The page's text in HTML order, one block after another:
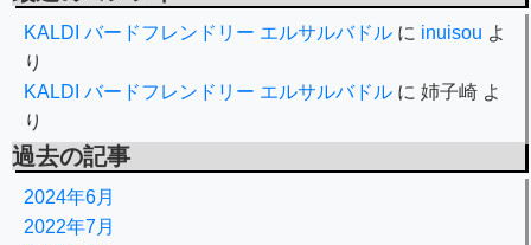
KALDI バードフレンドリー エルサルバドル に inuisou よ
り
KALDI バードフレンドリー エルサルバドル に 姉子崎 よ
り
過去の記事
2024年6月
2022年7月